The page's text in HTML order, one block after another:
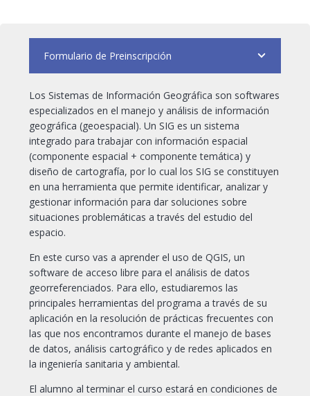
Formulario de Preinscripción
Los Sistemas de Información Geográfica son softwares
especializados en el manejo y análisis de información
geográfica (geoespacial). Un SIG es un sistema
integrado para trabajar con información espacial
(componente espacial + componente temática) y
diseño de cartografía, por lo cual los SIG se constituyen
en una herramienta que permite identificar, analizar y
gestionar información para dar soluciones sobre
situaciones problemáticas a través del estudio del
espacio.
En este curso vas a aprender el uso de QGIS, un
software de acceso libre para el análisis de datos
georreferenciados. Para ello, estudiaremos las
principales herramientas del programa a través de su
aplicación en la resolución de prácticas frecuentes con
las que nos encontramos durante el manejo de bases
de datos, análisis cartográfico y de redes aplicados en
la ingeniería sanitaria y ambiental.
El alumno al terminar el curso estará en condiciones de